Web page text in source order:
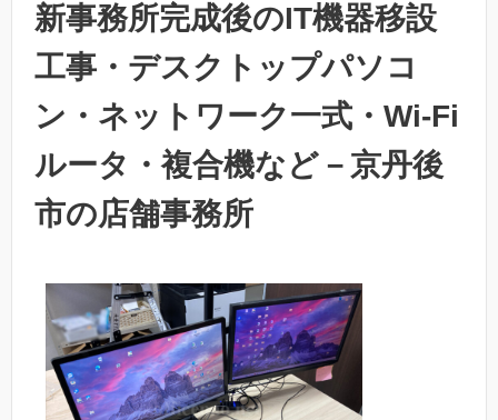
新事務所完成後のIT機器移設
工事・デスクトップパソコ
ン・ネットワーク一式・Wi-Fi
ルータ・複合機など－京丹後
市の店舗事務所